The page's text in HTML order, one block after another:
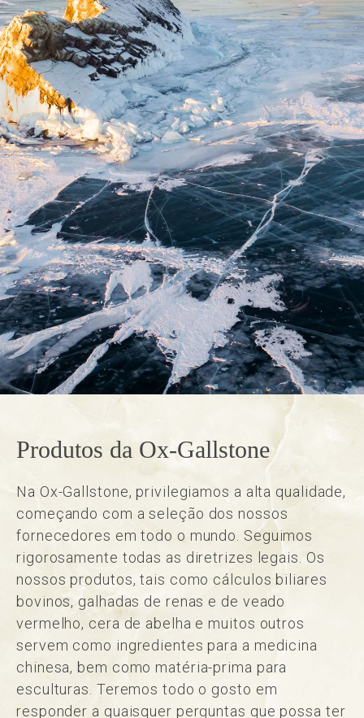
Produtos da Ox-Gallstone
Na Ox-Gallstone, privilegiamos a alta qualidade,
começando com a seleção dos nossos
fornecedores em todo o mundo. Seguimos
rigorosamente todas as diretrizes legais. Os
nossos produtos, tais como cálculos biliares
bovinos, galhadas de renas e de veado
vermelho, cera de abelha e muitos outros
servem como ingredientes para a medicina
chinesa, bem como matéria-prima para
esculturas. Teremos todo o gosto em
responder a quaisquer perguntas que possa ter